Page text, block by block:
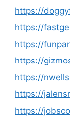
https://
https://
https://
https://
https://
https://
https://